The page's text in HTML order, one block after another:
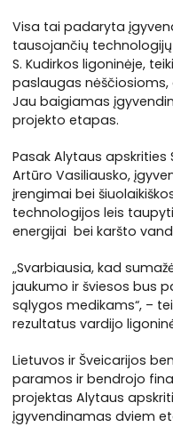
Visa tai padaryta
tausojančių
S. Kudirkos ligoninėje,
paslaugas
Jau baigiamas
projekto etapas.
Pasak Alytaus apskrities
Artūro Vasiliausko,
įrengimai bei
technologijos leis
energijai bei karšto
„Svarbiausia, kad
jaukumo ir šviesos bus
sąlygos medikams“, –
rezultatus vardijo
Lietuvos ir Šveicarijos
paramos ir bendrojo
projektas Alytaus
įgyvendinamas dviem